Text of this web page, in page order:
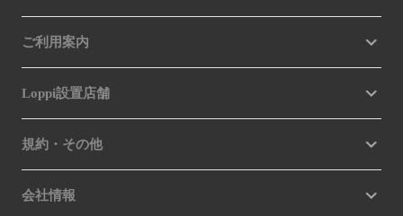
ご利用案内
Loppi設置店舗
規約・その他
会社情報